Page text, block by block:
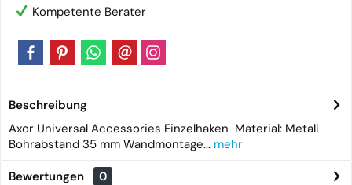
Kompetente Berater
Beschreibung
Axor Universal Accessories Einzelhaken Material: Metall
Bohrabstand 35 mm Wandmontage... mehr
Bewertungen
0